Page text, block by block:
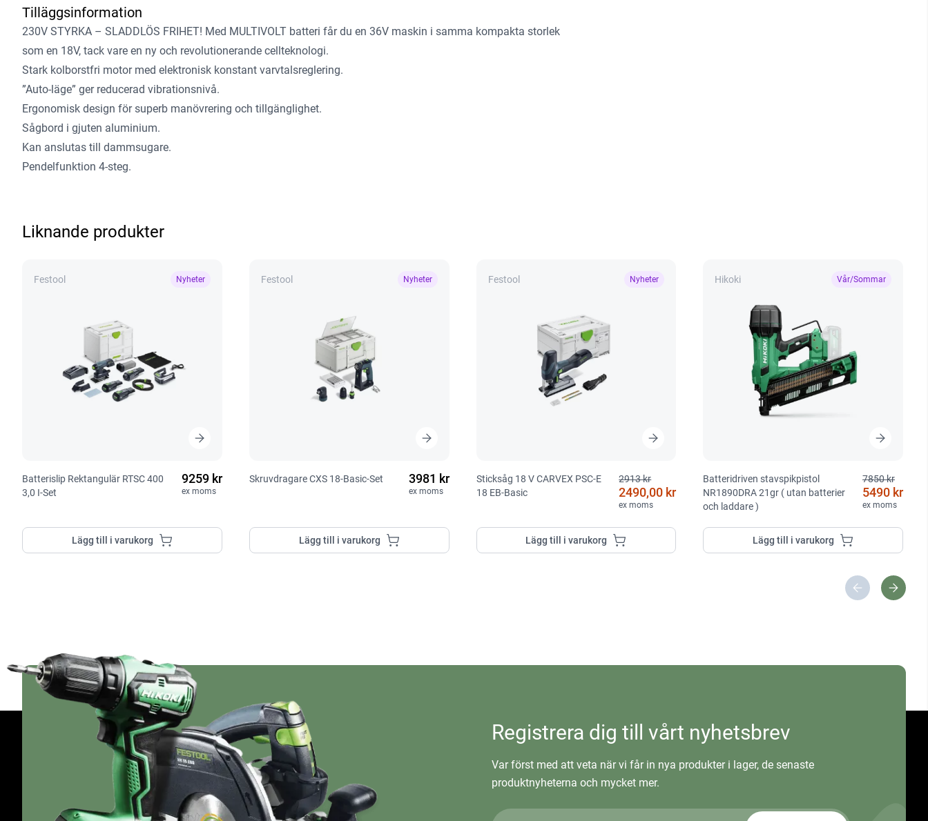
Tilläggsinformation
230V STYRKA – SLADDLÖS FRIHET! Med MULTIVOLT batteri får du en 36V maskin i samma kompakta storlek
som en 18V, tack vare en ny och revolutionerande cellteknologi.
Stark kolborstfri motor med elektronisk konstant varvtalsreglering.
”Auto-läge” ger reducerad vibrationsnivå.
Ergonomisk design för superb manövrering och tillgänglighet.
Sågbord i gjuten aluminium.
Kan anslutas till dammsugare.
Pendelfunktion 4-steg.
Liknande produkter
Festool Nyheter
Batterislip Rektangulär RTSC 400
3,0 I-Set
9259 kr
ex moms
Lägg till i varukorg
Festool Nyheter
Skruvdragare CXS 18-Basic-Set 3981 kr
ex moms
Lägg till i varukorg
Festool Nyheter
Sticksåg 18 V CARVEX PSC-E
18 EB-Basic
2913 kr
2490,00 kr
ex moms
Lägg till i varukorg
Hikoki Vår/Sommar
Batteridriven stavspikpistol
NR1890DRA 21gr ( utan batterier
och laddare )
7850 kr
5490 kr
ex moms
Lägg till i varukorg
Registrera dig till vårt nyhetsbrev
Var först med att veta när vi får in nya produkter i lager, de senaste
produktnyheterna och mycket mer.